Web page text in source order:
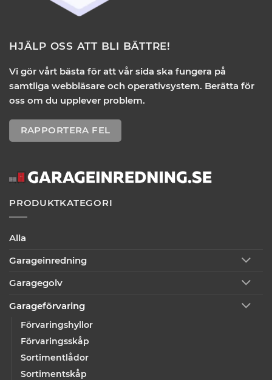
HJÄLP OSS ATT BLI BÄTTRE!
Vi gör vårt bästa för att vår sida ska fungera på
samtliga webbläsare och operativsystem. Berätta för
oss om du upplever problem.
RAPPORTERA FEL
PRODUKTKATEGORI
Alla
Garageinredning
Garagegolv
Garageförvaring
Förvaringshyllor
Förvaringsskåp
Sortimentlådor
Sortimentskåp